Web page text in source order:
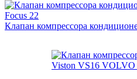
Клапан компрессора